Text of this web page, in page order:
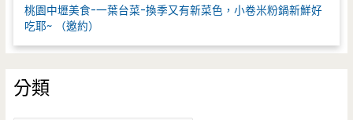
桃園中壢美食-一葉台菜-換季又有新菜色，小卷米粉鍋新鮮好
吃耶~ （邀約）
分類